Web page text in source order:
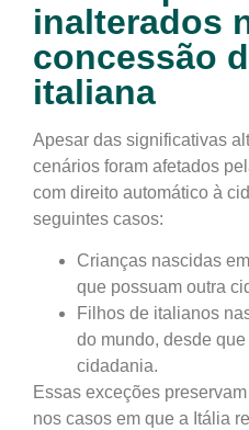
inalterados
concessão
italiana
Apesar das significativas
cenários foram afetados
com direito automático à
seguintes casos:
Crianças nascidas
que possuam outra
Filhos de italianos
do mundo, desde que
cidadania.
Essas exceções
nos casos em que a Itália